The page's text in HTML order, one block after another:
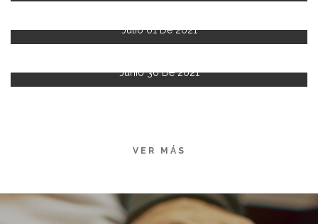
Julio 01 De 2021
Junio 30 De 2021
VER MÁS